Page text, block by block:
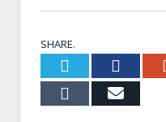
SHARE.
Twitter
Tumblr